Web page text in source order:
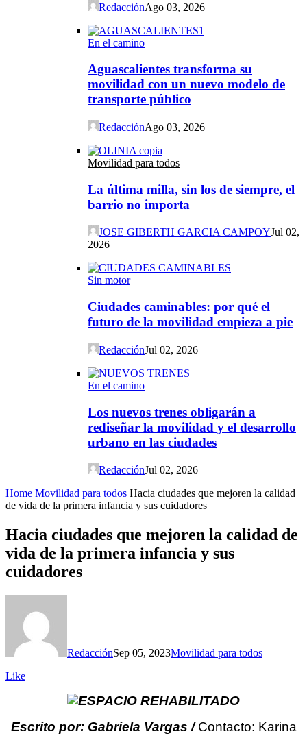
RedacciónAgo 03, 2026
En el camino
Aguascalientes transforma su
movilidad con un nuevo modelo de
transporte público
RedacciónAgo 03, 2026
Movilidad para todos
La última milla, sin los de siempre, el
barrio no importa
JOSE GIBERTH GARCIA CAMPOYJul 02,
2026
Sin motor
Ciudades caminables: por qué el
futuro de la movilidad empieza a pie
RedacciónJul 02, 2026
En el camino
Los nuevos trenes obligarán a
rediseñar la movilidad y el desarrollo
urbano en las ciudades
RedacciónJul 02, 2026
Home Movilidad para todos Hacia ciudades que mejoren la calidad
de vida de la primera infancia y sus cuidadores
Hacia ciudades que mejoren la calidad de
vida de la primera infancia y sus
cuidadores
RedacciónSep 05, 2023Movilidad para todos
Like
Escrito por: Gabriela Vargas /Contacto: Karina